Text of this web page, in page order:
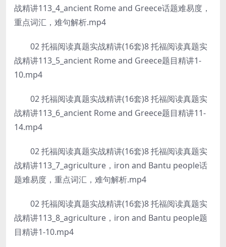
战精讲113_4_ancient Rome and Greece话题难易度，
重点词汇，难句解析.mp4
02 托福阅读真题实战精讲(16套)8 托福阅读真题实
战精讲113_5_ancient Rome and Greece题目精讲1-
10.mp4
02 托福阅读真题实战精讲(16套)8 托福阅读真题实
战精讲113_6_ancient Rome and Greece题目精讲11-
14.mp4
02 托福阅读真题实战精讲(16套)8 托福阅读真题实
战精讲113_7_agriculture，iron and Bantu people话
题难易度，重点词汇，难句解析.mp4
02 托福阅读真题实战精讲(16套)8 托福阅读真题实
战精讲113_8_agriculture，iron and Bantu people题
目精讲1-10.mp4